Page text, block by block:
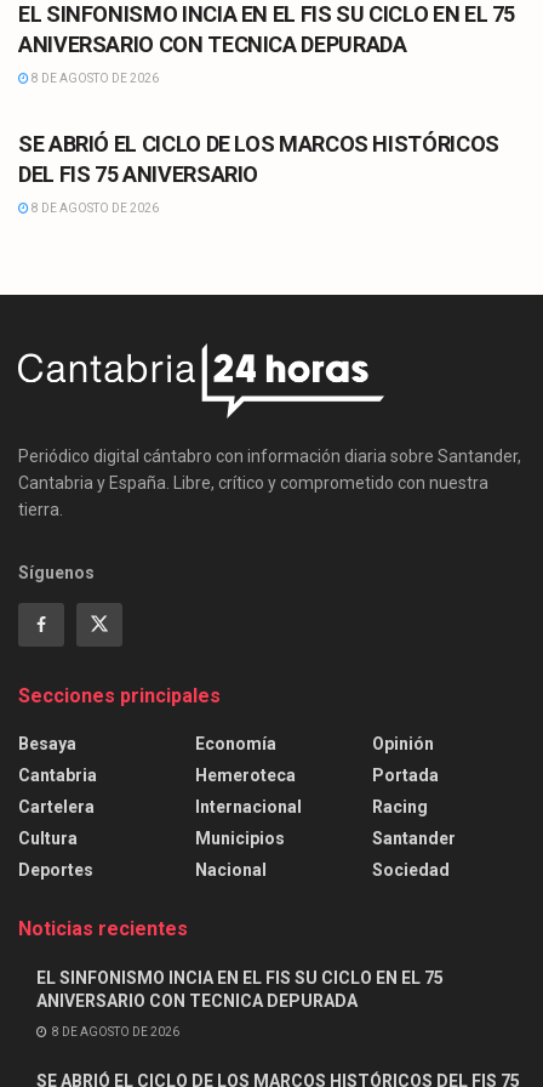
EL SINFONISMO INCIA EN EL FIS SU CICLO EN EL 75
ANIVERSARIO CON TECNICA DEPURADA
8 DE AGOSTO DE 2026
SE ABRIÓ EL CICLO DE LOS MARCOS HISTÓRICOS
DEL FIS 75 ANIVERSARIO
8 DE AGOSTO DE 2026
Periódico digital cántabro con información diaria sobre Santander,
Cantabria y España. Libre, crítico y comprometido con nuestra
tierra.
Síguenos
Secciones principales
Besaya
Cantabria
Cartelera
Cultura
Deportes
Economía
Hemeroteca
Internacional
Municipios
Nacional
Opinión
Portada
Racing
Santander
Sociedad
Noticias recientes
EL SINFONISMO INCIA EN EL FIS SU CICLO EN EL 75
ANIVERSARIO CON TECNICA DEPURADA
8 DE AGOSTO DE 2026
SE ABRIÓ EL CICLO DE LOS MARCOS HISTÓRICOS DEL FIS 75